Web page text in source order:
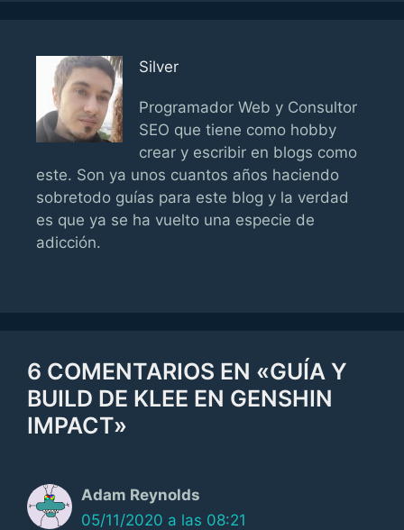
Silver
Programador Web y Consultor
SEO que tiene como hobby
crear y escribir en blogs como
este. Son ya unos cuantos años haciendo
sobretodo guías para este blog y la verdad
es que ya se ha vuelto una especie de
adicción.
6 COMENTARIOS EN «GUÍA Y
BUILD DE KLEE EN GENSHIN
IMPACT»
Adam Reynolds
05/11/2020 a las 08:21